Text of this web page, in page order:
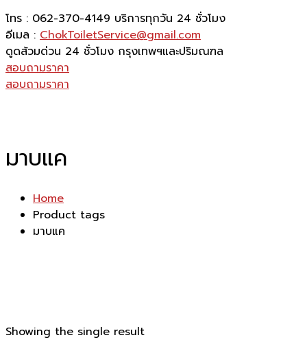
โทร : 062-370-4149 บริการทุกวัน 24 ชั่วโมง
อีเมล : ChokToiletService@gmail.com
ดูดส้วมด่วน 24 ชั่วโมง กรุงเทพฯและปริมณฑล
สอบถามราคา
สอบถามราคา
มาบแค
Home
Product tags
มาบแค
Showing the single result